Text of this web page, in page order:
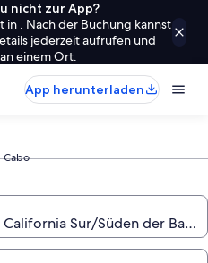
nicht zur App?
in . Nach der Buchung kannst
jederzeit aufrufen und
einem Ort.
App herunterladen
Cabo